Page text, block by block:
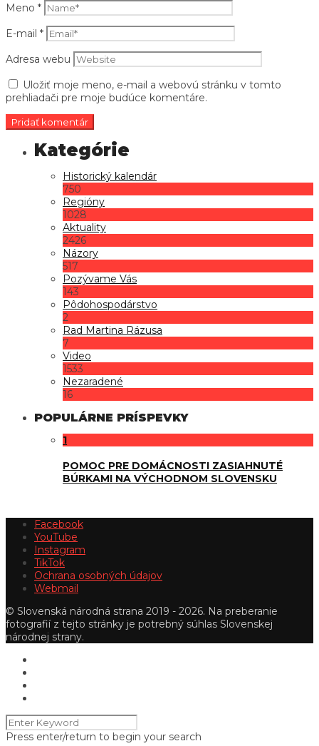
Meno *
E-mail *
Adresa webu
Uložiť moje meno, e-mail a webovú stránku v tomto
prehliadači pre moje budúce komentáre.
Historický kalendár
750
Regióny
1028
Aktuality
2426
Názory
517
Pozývame Vás
143
Pôdohospodárstvo
2
Rad Martina Rázusa
7
Video
1533
Nezaradené
16
POPULÁRNE PRÍSPEVKY
1
POMOC PRE DOMÁCNOSTI ZASIAHNUTÉ
BÚRKAMI NA VÝCHODNOM SLOVENSKU
Facebook
YouTube
Instagram
TikTok
Ochrana osobných údajov
Webmail
© Slovenská národná strana 2019 - 2026. Na preberanie
fotografií z tejto stránky je potrebný súhlas Slovenskej
národnej strany.
Press enter/return to begin your search